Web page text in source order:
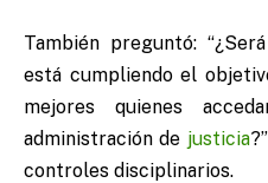
También preguntó:
está cumpliendo el
mejores quienes
administración de justicia
controles disciplinarios.